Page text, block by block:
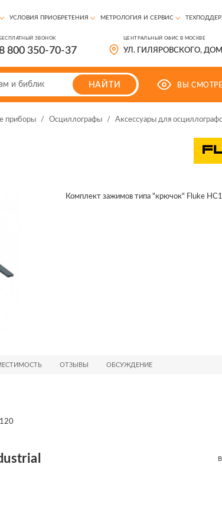
УСЛОВИЯ ПРИОБРЕТЕНИЯ МЕТРОЛОГИЯ И СЕРВИС
БЕСПЛАТНЫЙ ЗВОНОК
800 350-70-37
ЦЕНТРАЛЬНЫЙ ОФИС В МОСКВЕ
УЛ. ГИЛЯРОВСКОГО, ДОМ
НАЙТИ ВЫ
приборы / Осциллографы / Аксессуары для
Комплект зажимов типа "крючок" Fluke
ОТЗЫВЫ ОБСУЖДЕНИЕ